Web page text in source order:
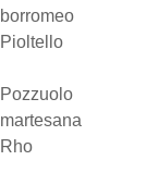
borromeo
Pioltello
Pozzuolo
martesana
Rho